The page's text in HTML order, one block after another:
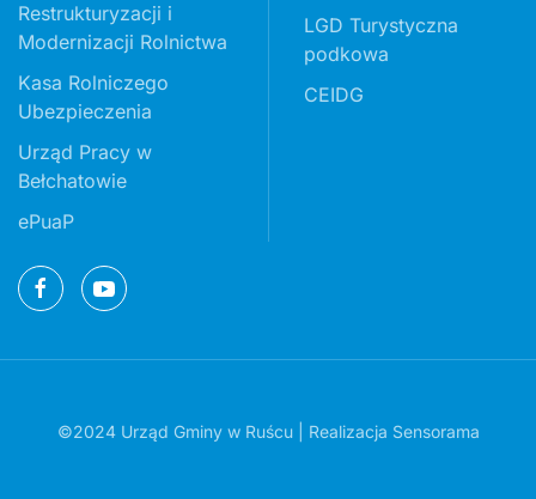
Restrukturyzacji i
Modernizacji Rolnictwa
Kasa Rolniczego
Ubezpieczenia
Urząd Pracy w
Bełchatowie
ePuaP
LGD Turystyczna
podkowa
CEIDG
©2024 Urząd Gminy w Ruścu | Realizacja Sensorama